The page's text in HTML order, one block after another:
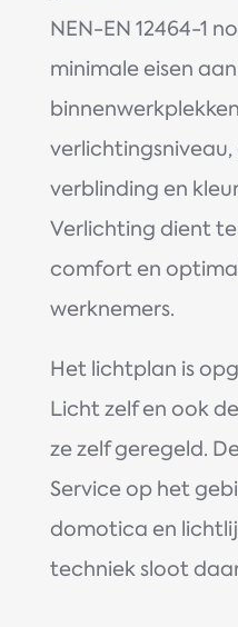
NEN-EN 12464-1
minimale eisen
verblinding en
Verlichting dient
comfort en
werknemers.
Het lichtplan is
Licht zelf en ook
ze zelf geregeld.
Service op het
domotica en
techniek sloot